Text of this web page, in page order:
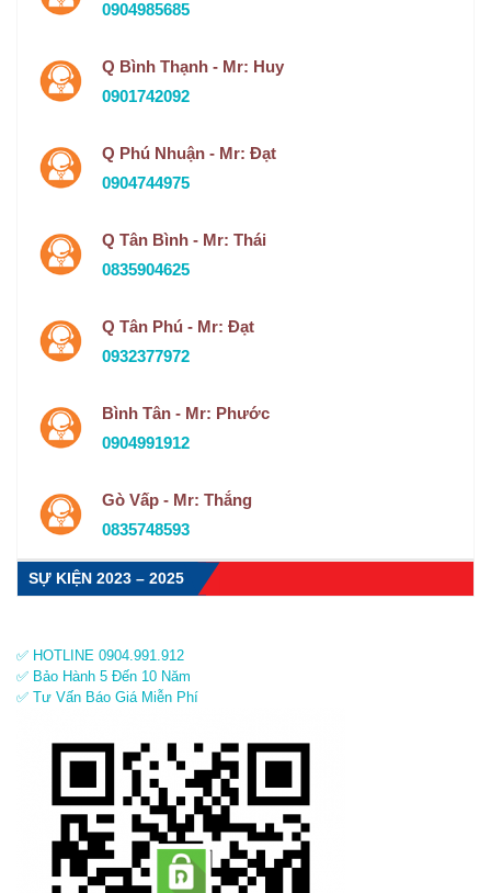
0904985685
Q Bình Thạnh - Mr: Huy
0901742092
Q Phú Nhuận - Mr: Đạt
0904744975
Q Tân Bình - Mr: Thái
0835904625
Q Tân Phú - Mr: Đạt
0932377972
Bình Tân - Mr: Phước
0904991912
Gò Vấp - Mr: Thắng
0835748593
SỰ KIỆN 2023 – 2025
✅ HOTLINE 0904.991.912
✅ Bảo Hành 5 Đến 10 Năm
✅ Tư Vấn Báo Giá Miễn Phí